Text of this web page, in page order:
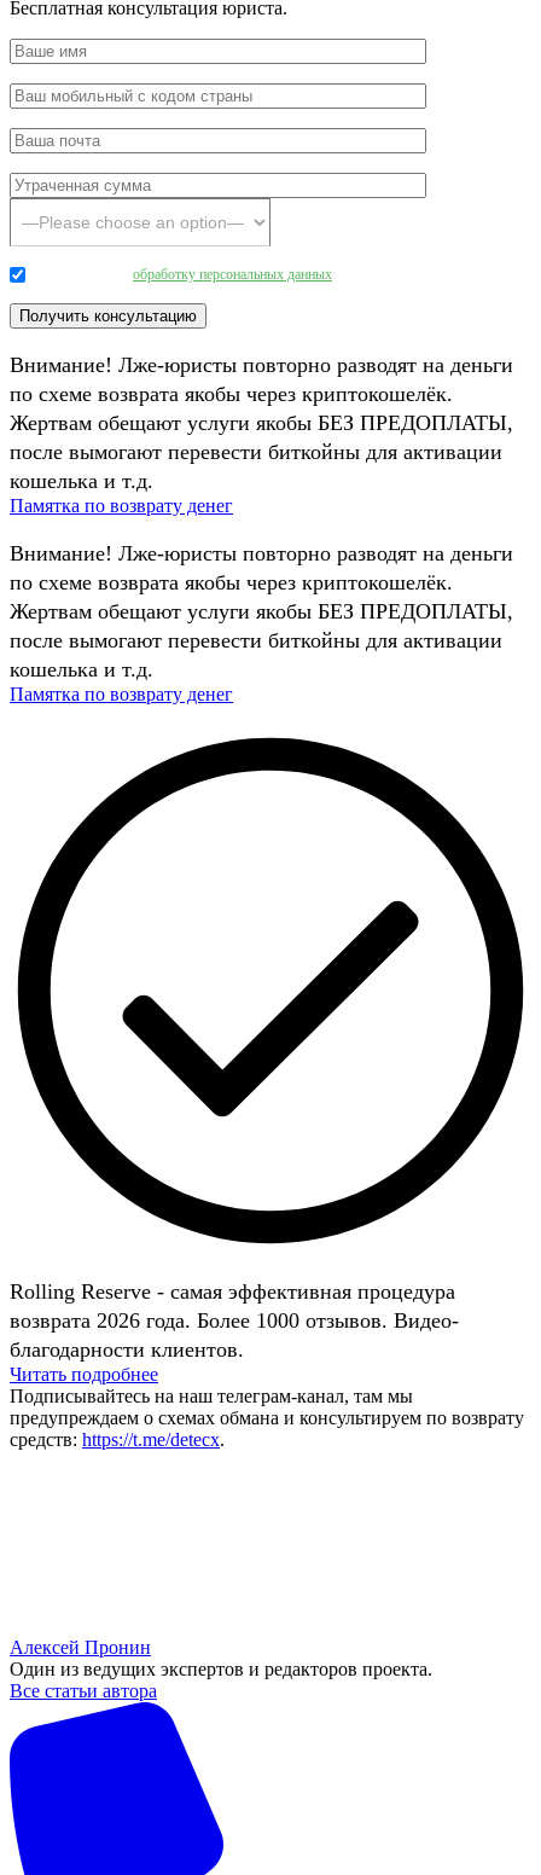
Бесплатная консультация юриста.
обработку персональных данных
Внимание! Лже-юристы повторно разводят на деньги
по схеме возврата якобы через криптокошелёк.
Жертвам обещают услуги якобы БЕЗ ПРЕДОПЛАТЫ,
после вымогают перевести биткойны для активации
кошелька и т.д.
Памятка по возврату денег
Внимание! Лже-юристы повторно разводят на деньги
по схеме возврата якобы через криптокошелёк.
Жертвам обещают услуги якобы БЕЗ ПРЕДОПЛАТЫ,
после вымогают перевести биткойны для активации
кошелька и т.д.
Памятка по возврату денег
Rolling Reserve - самая эффективная процедура
возврата 2026 года. Более 1000 отзывов. Видео-
благодарности клиентов.
Читать подробнее
Подписывайтесь на наш телеграм-канал, там мы
предупреждаем о схемах обмана и консультируем по возврату
средств: https://t.me/detecx.
Алексей Пронин
Один из ведущих экспертов и редакторов проекта.
Все статьи автора